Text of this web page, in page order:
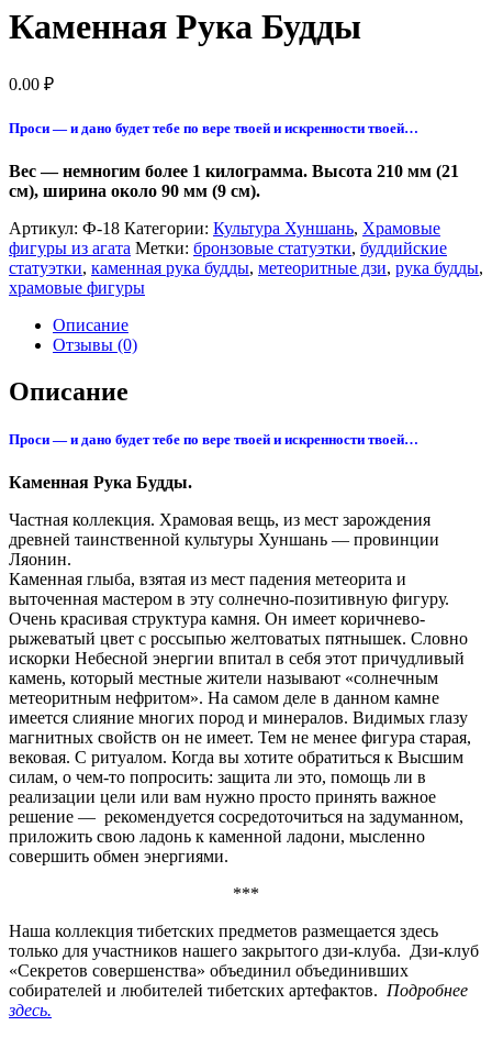
Каменная Рука Будды
0.00 ₽
Проси — и дано будет тебе по вере твоей и искренности твоей…
Вес — немногим более 1 килограмма. Высота 210 мм (21
см), ширина около 90 мм (9 см).
Артикул: Ф-18 Категории: Культура Хуншань, Храмовые
фигуры из агата Метки: бронзовые статуэтки, буддийские
статуэтки, каменная рука будды, метеоритные дзи, рука будды,
храмовые фигуры
Описание
Отзывы (0)
Описание
Проси — и дано будет тебе по вере твоей и искренности твоей…
Каменная Рука Будды.
Частная коллекция. Храмовая вещь, из мест зарождения
древней таинственной культуры Хуншань — провинции
Ляонин.
Каменная глыба, взятая из мест падения метеорита и
выточенная мастером в эту солнечно-позитивную фигуру.
Очень красивая структура камня. Он имеет коричнево-
рыжеватый цвет с россыпью желтоватых пятнышек. Словно
искорки Небесной энергии впитал в себя этот причудливый
камень, который местные жители называют «солнечным
метеоритным нефритом». На самом деле в данном камне
имеется слияние многих пород и минералов. Видимых глазу
магнитных свойств он не имеет. Тем не менее фигура старая,
вековая. С ритуалом. Когда вы хотите обратиться к Высшим
силам, о чем-то попросить: защита ли это, помощь ли в
реализации цели или вам нужно просто принять важное
решение — рекомендуется сосредоточиться на задуманном,
приложить свою ладонь к каменной ладони, мысленно
совершить обмен энергиями.
***
Наша коллекция тибетских предметов размещается здесь
только для участников нашего закрытого дзи-клуба. Дзи-клуб
«Секретов совершенства» объединил объединивших
собирателей и любителей тибетских артефактов. Подробнее
здесь.